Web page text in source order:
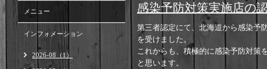
感染予防対策実施店の
第三者認定にて、北海道から感染予
を受けました。
これからも、積極的に感染予防対策
と思います。
メニュー
インフォメーション
2026-08（1）